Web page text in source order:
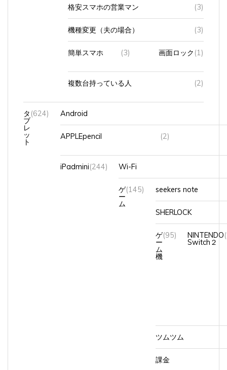
機種変更（夫の場合） (3)
簡単スマホ (3) 画面ロック(1)
複数台持っている人 (2)
タ
レ
ッ
ト
(624) Android
APPLEpencil (2)
iPadmini(244) Wi-Fi
ゲ
ム
(145) seekers note
SHERLOCK
ゲ
ム
機
(95) NINTENDO
ツムツム
課金